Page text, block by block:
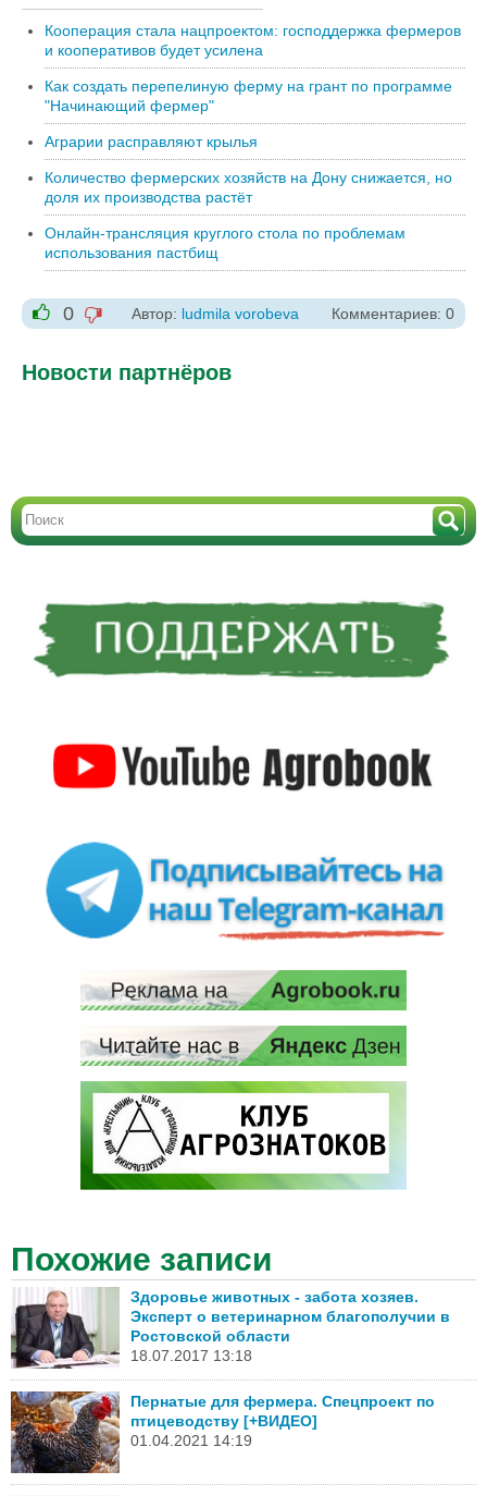
Кооперация стала нацпроектом: господдержка фермеров
и кооперативов будет усилена
Как создать перепелиную ферму на грант по программе
"Начинающий фермер"
Аграрии расправляют крылья
Количество фермерских хозяйств на Дону снижается, но
доля их производства растёт
Онлайн-трансляция круглого стола по проблемам
использования пастбищ
+1
0
-1
Автор: ludmila vorobeva Комментариев: 0
Новости партнёров
Похожие записи
Здоровье животных - забота хозяев.
Эксперт о ветеринарном благополучии в
Ростовской области
18.07.2017 13:18
Пернатые для фермера. Спецпроект по
птицеводству [+ВИДЕО]
01.04.2021 14:19